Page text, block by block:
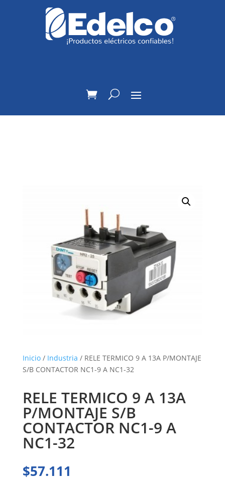
Inicio/ Industria / RELE TERMICO 9 A 13A P/MONTAJE
S/B CONTACTOR NC1-9 A NC1-32
RELE TERMICO 9 A 13A
P/MONTAJE S/B
CONTACTOR NC1-9 A
NC1-32
$57.111